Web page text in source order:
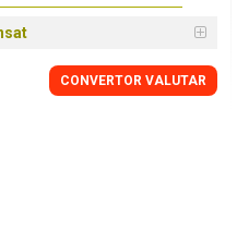
CONVERTOR VALUTAR